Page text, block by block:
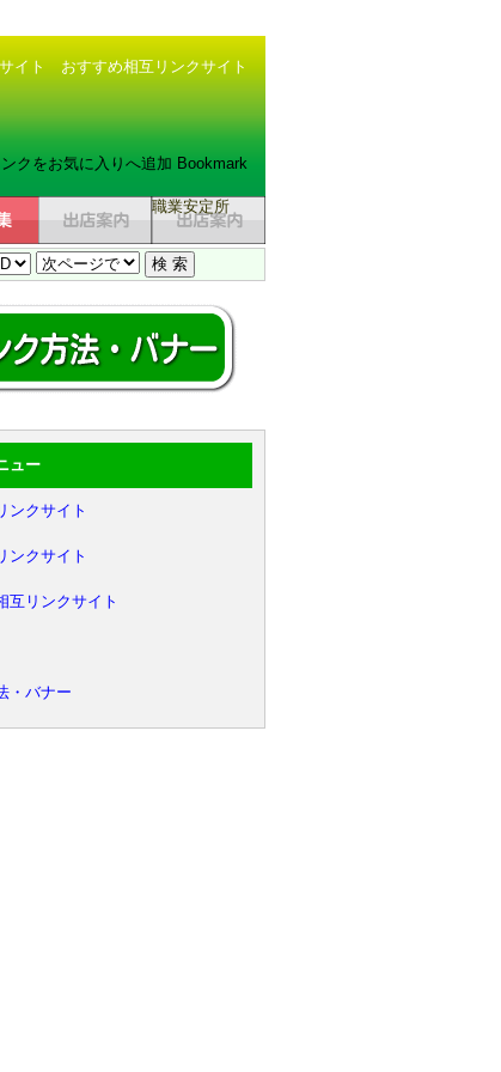
イト おすすめ相互リンクサイト
クをお気に入りへ追加 Bookmark
職業安定所
ュー
ンクサイト
ンクサイト
互リンクサイト
・バナー